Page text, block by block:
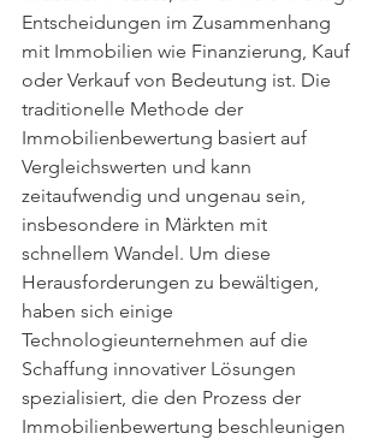
Entscheidungen im Zusammenhang
mit Immobilien wie Finanzierung, Kauf
oder Verkauf von Bedeutung ist. Die
traditionelle Methode der
Immobilienbewertung basiert auf
Vergleichswerten und kann
zeitaufwendig und ungenau sein,
insbesondere in Märkten mit
schnellem Wandel. Um diese
Herausforderungen zu bewältigen,
haben sich einige
Technologieunternehmen auf die
Schaffung innovativer Lösungen
spezialisiert, die den Prozess der
Immobilienbewertung beschleunigen